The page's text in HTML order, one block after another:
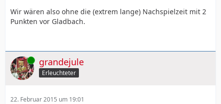
Wir wären also ohne die (extrem lange) Nachspielzeit mit 2
Punkten vor Gladbach.
Online grandejule
Erleuchteter
22. Februar 2015 um 19:01